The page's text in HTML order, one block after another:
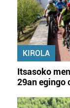
KIROLA
Itsasoko
29an egingo